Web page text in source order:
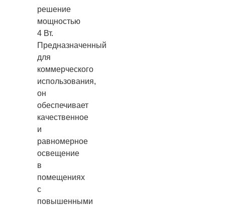
решение
мощностью
4 Вт.
Предназначенный
для
коммерческого
использования,
он
обеспечивает
качественное
и
равномерное
освещение
в
помещениях
с
повышенными